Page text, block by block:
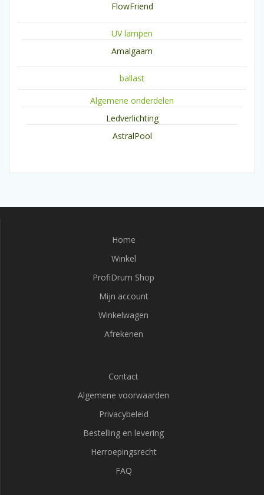
FlowFriend
UV lampen
Amalgaam
ballast
Algemene onderdelen
Ledverlichting
AstralPool
Home
Winkel
ProfiDrum Shop
Mijn account
Winkelwagen
Afrekenen
Contact
Algemene voorwaarden
Privacybeleid
Bestelling en levering
Herroepingsrecht
FAQ